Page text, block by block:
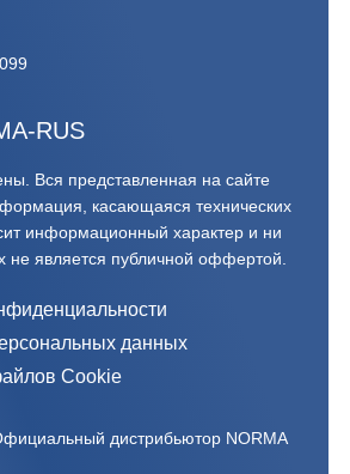
RUS
Вся представленная на сайте
касающаяся технических
информационный характер и ни
не является публичной оффертой.‍
данных
Cookie
дистрибьютор NORMA